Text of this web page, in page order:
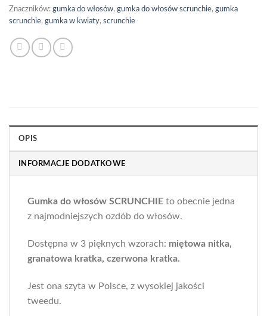
Znaczników: gumka do włosów, gumka do włosów scrunchie, gumka
scrunchie, gumka w kwiaty, scrunchie
OPIS
INFORMACJE DODATKOWE
Gumka do włosów SCRUNCHIE to obecnie jedna
z najmodniejszych ozdób do włosów.
Dostępna w 3 pięknych wzorach: miętowa nitka,
granatowa kratka, czerwona kratka.
Jest ona szyta w Polsce, z wysokiej jakości
tweedu.